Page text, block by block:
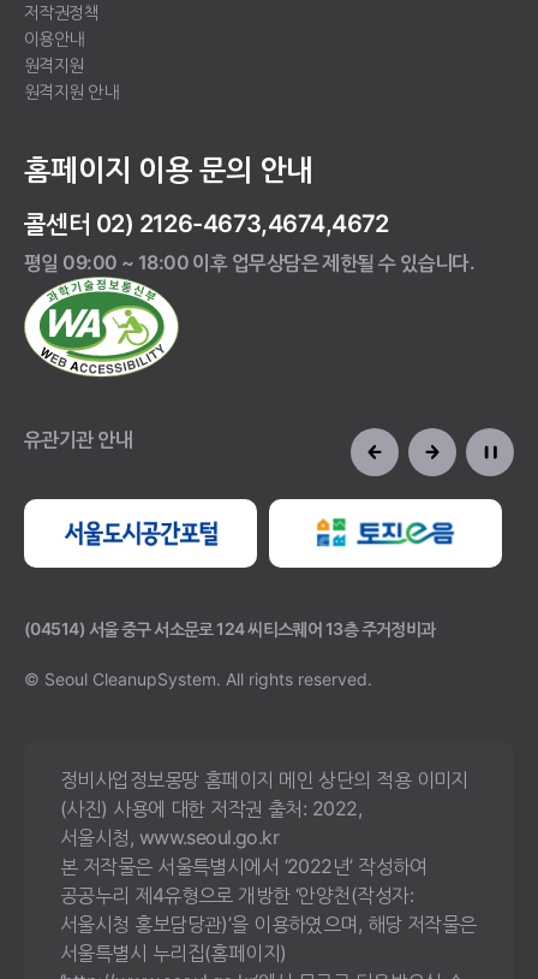
저작권정책
이용안내
원격지원
원격지원 안내
홈페이지 이용 문의 안내
콜센터 02) 2126-4673,4674,4672
평일 09:00 ~ 18:00 이후 업무상담은 제한될 수 있습니다.
유관기관 안내
(04514) 서울 중구 서소문로 124 씨티스퀘어 13층 주거정비과
© Seoul CleanupSystem. All rights reserved.
정비사업정보몽땅 홈페이지 메인 상단의 적용 이미지
(사진) 사용에 대한 저작권 출처: 2022,
서울시청, www.seoul.go.kr
본 저작물은 서울특별시에서 ‘2022년’ 작성하여
공공누리 제4유형으로 개방한 ‘안양천(작성자:
서울시청 홍보담당관)’을 이용하였으며, 해당 저작물은
서울특별시 누리집(홈페이지)